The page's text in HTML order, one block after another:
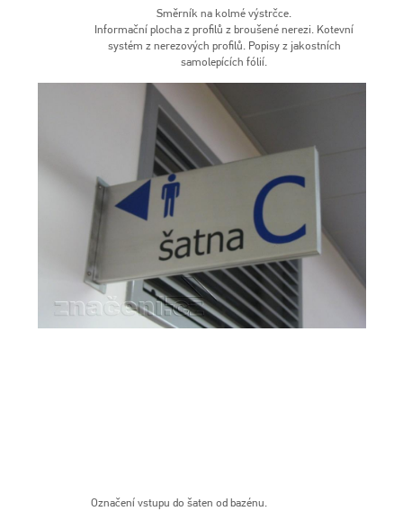
Směrník na kolmé výstrčce.
Informační plocha z profilů z broušené nerezi. Kotevní
systém z nerezových profilů. Popisy z jakostních
samolepících fólií.
Označení vstupu do šaten od bazénu.